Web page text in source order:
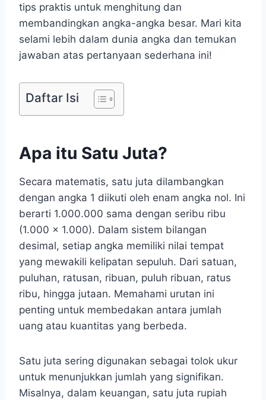
tips praktis untuk menghitung dan
membandingkan angka-angka besar. Mari kita
selami lebih dalam dunia angka dan temukan
jawaban atas pertanyaan sederhana ini!
Daftar Isi
Apa itu Satu Juta?
Secara matematis, satu juta dilambangkan
dengan angka 1 diikuti oleh enam angka nol. Ini
berarti 1.000.000 sama dengan seribu ribu
(1.000 x 1.000). Dalam sistem bilangan
desimal, setiap angka memiliki nilai tempat
yang mewakili kelipatan sepuluh. Dari satuan,
puluhan, ratusan, ribuan, puluh ribuan, ratus
ribu, hingga jutaan. Memahami urutan ini
penting untuk membedakan antara jumlah
uang atau kuantitas yang berbeda.
Satu juta sering digunakan sebagai tolok ukur
untuk menunjukkan jumlah yang signifikan.
Misalnya, dalam keuangan, satu juta rupiah